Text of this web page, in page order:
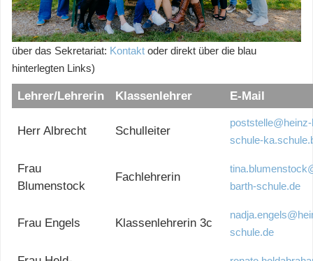
über das Sekretariat: Kontakt oder direkt über die blau
hinterlegten Links)
Lehrer/Lehrerin Klassenlehrer E-Mail
Herr Albrecht Schulleiter
schule-
Frau
Blumenstock
Fachlehrerin
barth-schule.de
Frau Engels Klassenlehrerin 3c
schule.de